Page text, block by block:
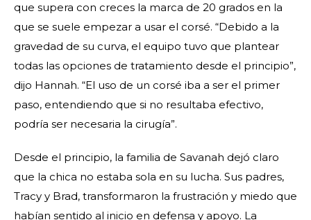
que supera con creces la marca de 20 grados en la
que se suele empezar a usar el corsé. “Debido a la
gravedad de su curva, el equipo tuvo que plantear
todas las opciones de tratamiento desde el principio”,
dijo Hannah. “El uso de un corsé iba a ser el primer
paso, entendiendo que si no resultaba efectivo,
podría ser necesaria la cirugía”.
Desde el principio, la familia de Savanah dejó claro
que la chica no estaba sola en su lucha. Sus padres,
Tracy y Brad, transformaron la frustración y miedo que
habían sentido al inicio en defensa y apoyo. La